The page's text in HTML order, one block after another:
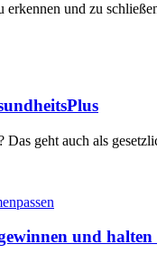
und zu
geht auch als
und halten